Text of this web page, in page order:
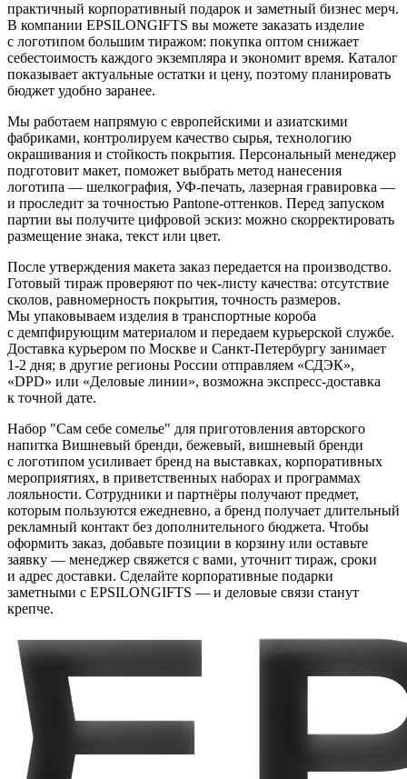
практичный корпоративный подарок и заметный бизнес мерч.
В компании EPSILONGIFTS вы можете заказать изделие
с логотипом большим тиражом: покупка оптом снижает
себестоимость каждого экземпляра и экономит время. Каталог
показывает актуальные остатки и цену, поэтому планировать
бюджет удобно заранее.
Мы работаем напрямую с европейскими и азиатскими
фабриками, контролируем качество сырья, технологию
окрашивания и стойкость покрытия. Персональный менеджер
подготовит макет, поможет выбрать метод нанесения
логотипа — шелкография, УФ-печать, лазерная гравировка —
и проследит за точностью Pantone-оттенков. Перед запуском
партии вы получите цифровой эскиз: можно скорректировать
размещение знака, текст или цвет.
После утверждения макета заказ передается на производство.
Готовый тираж проверяют по чек-листу качества: отсутствие
сколов, равномерность покрытия, точность размеров.
Мы упаковываем изделия в транспортные короба
с демпфирующим материалом и передаем курьерской службе.
Доставка курьером по Москве и Санкт-Петербургу занимает
1-2 дня; в другие регионы России отправляем «СДЭК»,
«DPD» или «Деловые линии», возможна экспресс-доставка
к точной дате.
Набор "Сам себе сомелье" для приготовления авторского
напитка Вишневый бренди, бежевый, вишневый бренди
с логотипом усиливает бренд на выставках, корпоративных
мероприятиях, в приветственных наборах и программах
лояльности. Сотрудники и партнёры получают предмет,
которым пользуются ежедневно, а бренд получает длительный
рекламный контакт без дополнительного бюджета. Чтобы
оформить заказ, добавьте позиции в корзину или оставьте
заявку — менеджер свяжется с вами, уточнит тираж, сроки
и адрес доставки. Сделайте корпоративные подарки
заметными с EPSILONGIFTS — и деловые связи станут
крепче.